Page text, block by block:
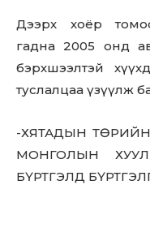
Дээрх хоёр
гадна 2005 онд
бэрхшээлтэй
туслалцаа үзүүлж
-ХЯТАДЫН
МОНГОЛЫН
БҮРТГЭЛД